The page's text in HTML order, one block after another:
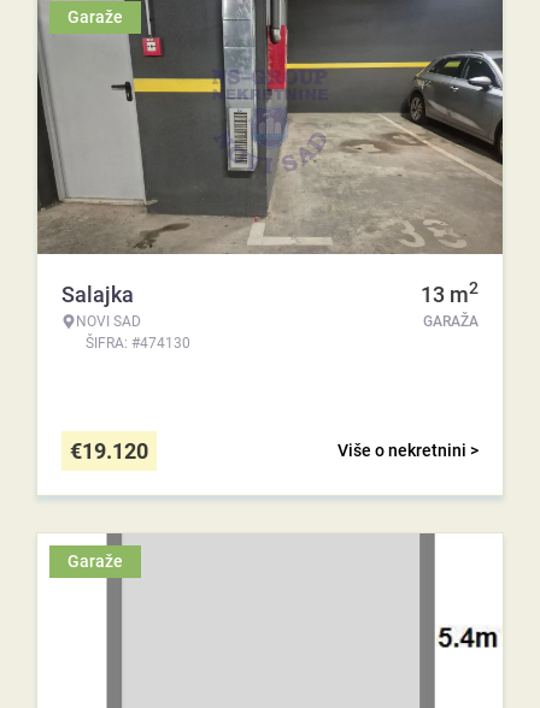
Garaže
Salajka
NOVI SAD
ŠIFRA: #474130
13 m2
GARAŽA
Više o nekretnini >
€19.120
Garaže